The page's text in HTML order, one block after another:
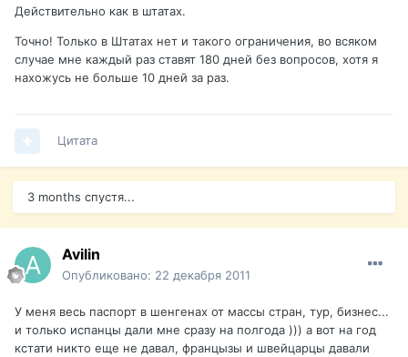
Действительно как в штатах.
Точно! Только в Штатах нет и такого ограничения, во всяком
случае мне каждый раз ставят 180 дней без вопросов, хотя я
нахожусь не больше 10 дней за раз.
Цитата
3 months спустя...
Avilin
Опубликовано: 22 декабря 2011
У меня весь паспорт в шенгенах от массы стран, тур, бизнес...
и только испанцы дали мне сразу на полгода ))) а вот на год
кстати никто еще не давал, францызы и швейцарцы давали